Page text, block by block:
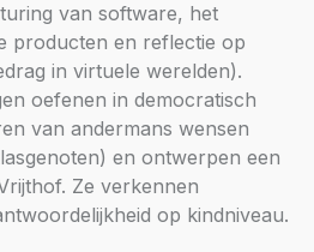
van software, het
producten en reflectie op
in virtuele werelden).
oefenen in democratisch
van andermans wensen
en ontwerpen een
Ze verkennen
op kindniveau.